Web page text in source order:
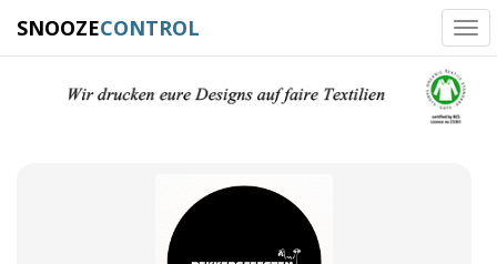
SNOOZECONTROL